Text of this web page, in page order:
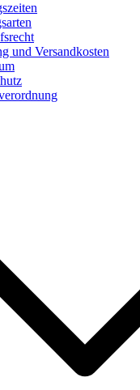
und Versandkosten